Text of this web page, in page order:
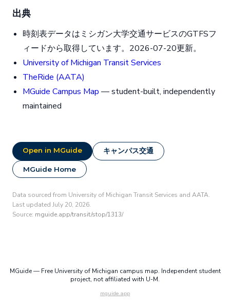
出典
時刻表データはミシガン大学交通サービスのGTFSフ
ィードから取得しています。2026-07-20更新。
University of Michigan Transit Services
TheRide (AATA)
MGuide Campus Map — student-built, independently
maintained
Open in MGuide キャンパス交通
MGuide Home
Data sourced from University of Michigan Transit Services and AATA.
Last updated July 20, 2026.
Source: mguide.app/transit/stop/1313/
MGuide — Free University of Michigan campus map. Independent student
project, not affiliated with U-M.
mguide.app